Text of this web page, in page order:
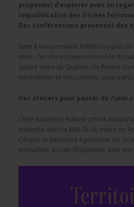
proposent d’explorer avec un
requalification des friches
Des conférenciers provenant des
Suite à une première édition où plus
villes, Territoire citoyen IIouvre la
quatre coins du Québec. De Rivière-
expériences et des conseils, pour
Des ateliers pour passer de l’idée
Cette deuxième édition offrira aux
partagée dans le Mile-Ex du maire de
Citoyen se penchera également sur la
innovation sociale l’Esplanade avec